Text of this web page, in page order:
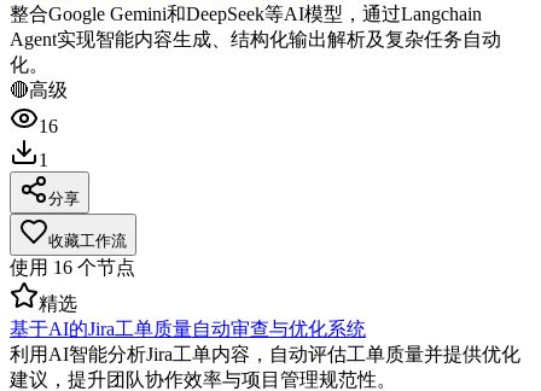
整合Google Gemini和DeepSeek等AI模型，通过Langchain
Agent实现智能内容生成、结构化输出解析及复杂任务自动
化。
🔴高级
16
1
分享
收藏工作流
使用 16 个节点
精选
基于AI的Jira工单质量自动审查与优化系统
利用AI智能分析Jira工单内容，自动评估工单质量并提供优化
建议，提升团队协作效率与项目管理规范性。